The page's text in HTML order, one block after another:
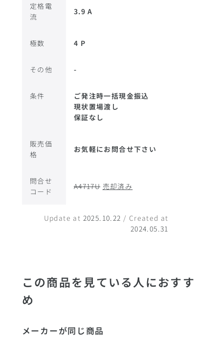
定格電
流
3.9 A
極数 4 P
その他 -
条件
ご発注時一括現金振込
現状置場渡し
保証なし
販売価
格
お気軽にお問合せ下さい
問合せ
コード
A4717U 売却済み
Update at 2025.10.22 / Created at
2024.05.31
この商品を見ている人におすす
め
メーカーが同じ商品